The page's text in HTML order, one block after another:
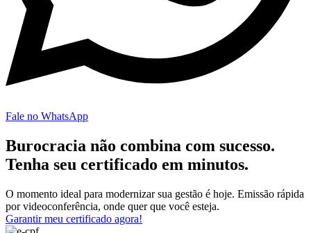
Fale no WhatsApp
Burocracia não combina com sucesso.
Tenha seu certificado em minutos.
O momento ideal para modernizar sua gestão é hoje. Emissão rápida
por videoconferência, onde quer que você esteja.
Garantir meu certificado agora!